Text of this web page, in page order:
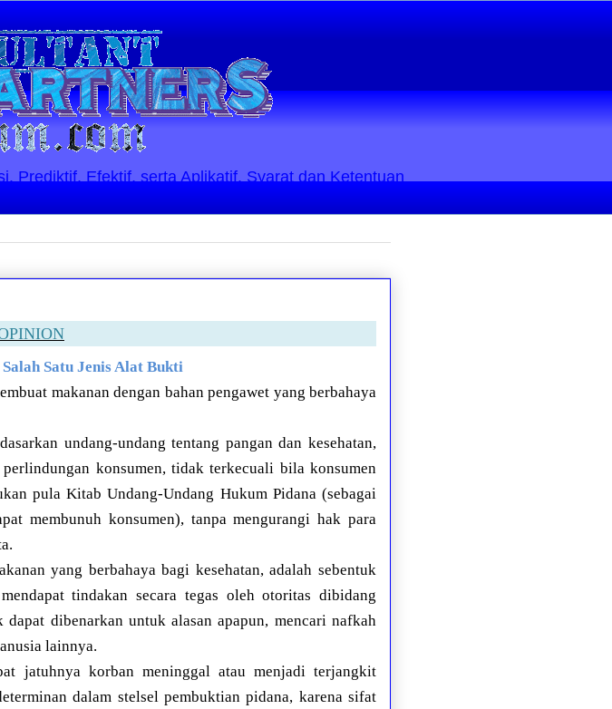
Prediktif, Efektif, serta Aplikatif. Syarat dan Ketentuan
Satu Jenis Alat Bukti
makanan dengan bahan pengawet yang berbahaya
undang-undang tentang pangan dan kesehatan,
konsumen, tidak terkecuali bila konsumen
pula Kitab Undang-Undang Hukum Pidana (sebagai
membunuh konsumen), tanpa mengurangi hak para
yang berbahaya bagi kesehatan, adalah sebentuk
tindakan secara tegas oleh otoritas dibidang
dibenarkan untuk alasan apapun, mencari nafkah
lainnya.
jatuhnya korban meninggal atau menjadi terjangkit
dalam stelsel pembuktian pidana, karena sifat